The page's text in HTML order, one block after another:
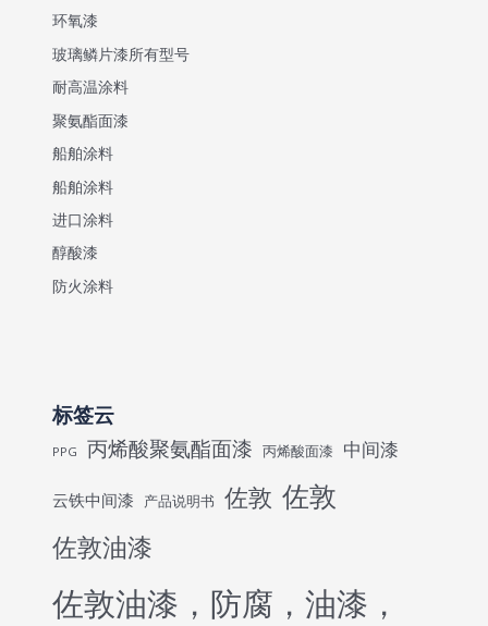
环氧漆
玻璃鳞片漆所有型号
耐高温涂料
聚氨酯面漆
船舶涂料
船舶涂料
进口涂料
醇酸漆
防火涂料
标签云
PPG 丙烯酸聚氨酯面漆 丙烯酸面漆 中间漆
云铁中间漆 产品说明书 佐敦 佐敦
佐敦油漆
佐敦油漆，防腐，油漆，